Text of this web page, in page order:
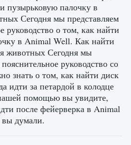
пузырьковую палочку в
Сегодня мы представляем
руководство о том, как найти
в Animal Well. Как найти
животных Сегодня мы
руководство со
знать о том, как найти диск
идти за петардой в колодце
помощью вы увидите,
после фейерверка в Animal
думали.